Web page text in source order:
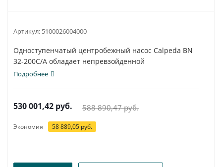
Артикул: 5100026004000
Одноступенчатый центробежный насос Calpeda BN
32-200C/A обладает непревзойденной
универсальностью...
Подробнее
530 001,42 руб. 588 890,47руб.
Экономия 58 889,05 руб.